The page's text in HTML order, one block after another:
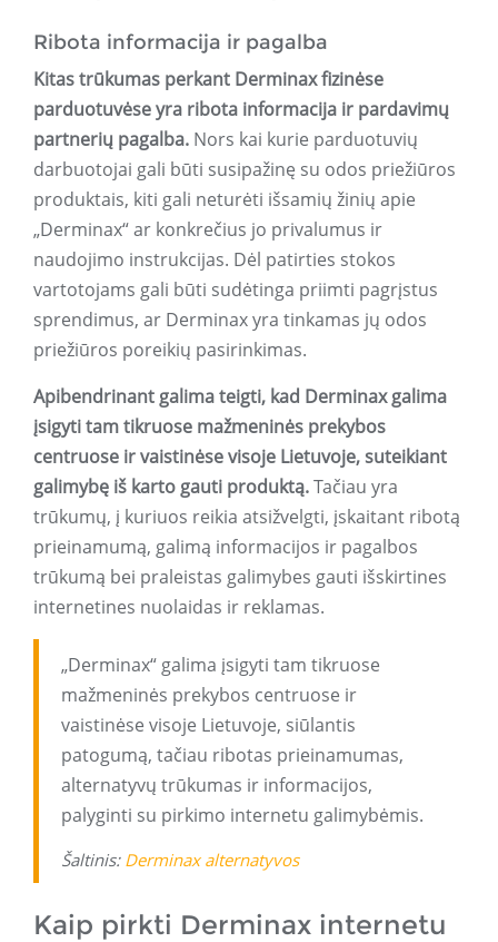
Ribota informacija ir pagalba
Kitas trūkumas perkant Derminax fizinėse
parduotuvėse yra ribota informacija ir pardavimų
partnerių pagalba. Nors kai kurie parduotuvių
darbuotojai gali būti susipažinę su odos priežiūros
produktais, kiti gali neturėti išsamių žinių apie
„Derminax“ ar konkrečius jo privalumus ir
naudojimo instrukcijas. Dėl patirties stokos
vartotojams gali būti sudėtinga priimti pagrįstus
sprendimus, ar Derminax yra tinkamas jų odos
priežiūros poreikių pasirinkimas.
Apibendrinant galima teigti, kad Derminax galima
įsigyti tam tikruose mažmeninės prekybos
centruose ir vaistinėse visoje Lietuvoje, suteikiant
galimybę iš karto gauti produktą.Tačiau yra
trūkumų, į kuriuos reikia atsižvelgti, įskaitant ribotą
prieinamumą, galimą informacijos ir pagalbos
trūkumą bei praleistas galimybes gauti išskirtines
internetines nuolaidas ir reklamas.
„Derminax“ galima įsigyti tam tikruose
mažmeninės prekybos centruose ir
vaistinėse visoje Lietuvoje, siūlantis
patogumą, tačiau ribotas prieinamumas,
alternatyvų trūkumas ir informacijos,
palyginti su pirkimo internetu galimybėmis.
Šaltinis: Derminax alternatyvos
Kaip pirkti Derminax internetu